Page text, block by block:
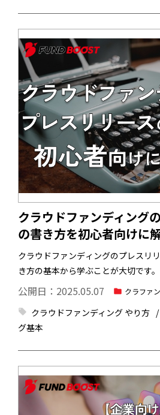
ァンディングに挑戦してみたいとい
てみてくださいね。
クラウドファンディング
の書き方を初心者向けに
クラウドファンディングのプレスリ
き方の基本から学ぶことが大切です
的なコラム記事などと異なり、配信
はなりません。効果的なプレスリリ
ァンディングの成功率に大きく寄与し
くときの注意点やおすすめの配信プ
るので、ご参考にしてみてください。
公開日：2025.05.07 クラファ
クラウドファンディング やり方
グ基本